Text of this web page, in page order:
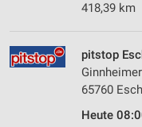
418,39 km
pitstop
65760
Heute
Erstellung von
Verwendung von
personalisierter
Messung der